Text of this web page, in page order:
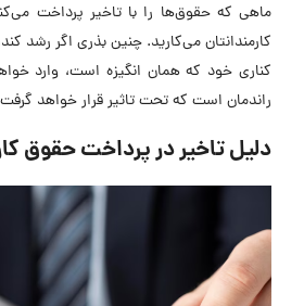
ماهی که حقوق‌ها را با تاخیر پرداخت
کارمندانتان می‌کارید. چنین بذری اگر رشد
کناری خود که همان انگیزه است، وارد
راندمان است که تحت تاثیر قرار خواهد
دلیل تاخیر در پرداخت حقوق